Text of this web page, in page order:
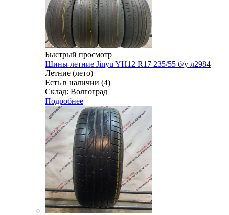
Быстрый просмотр
Шины летние Jinyu YH12 R17 235/55 б/у л2984
Летние (лето)
Есть в наличии (4)
Склад: Волгоград
Подробнее